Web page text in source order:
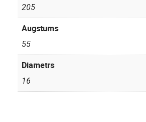
205
Augstums
55
Diametrs
16